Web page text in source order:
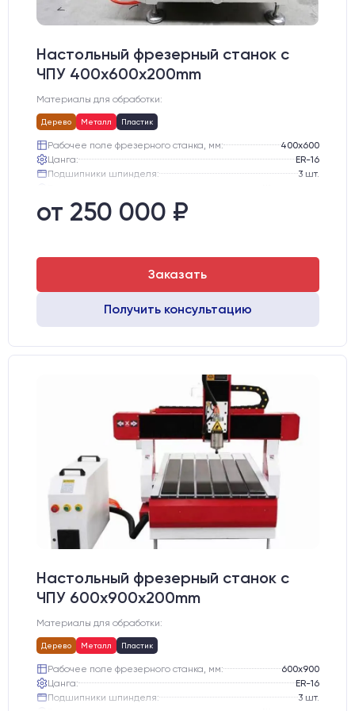
Настольный фрезерный станок с
ЧПУ 400x600x200mm
Материалы для обработки:
Дерево Металл Пластик
Рабочее поле фрезерного станка, мм:
400х600
Цанга:
ER-16
Подшипники шпинделя:
3 шт.
Стол:
Двигатели:
от 250 000 ₽
Заказать
Получить консультацию
Настольный фрезерный станок с
ЧПУ 600x900x200mm
Материалы для обработки:
Дерево Металл Пластик
Рабочее поле фрезерного станка, мм:
600х900
Цанга:
ER-16
Подшипники шпинделя:
3 шт.